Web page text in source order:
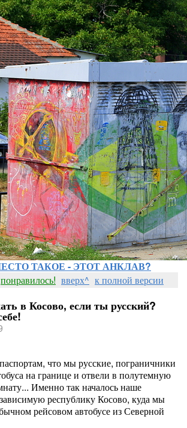
ТАКОЕ - ЭТОТ АНКЛАВ?
понравилось! вверх^ к полной версии
в Косово, если ты русский?
что мы русские, пограничники
на границе и отвели в полутемную
Именно так началось наше
республику Косово, куда мы
рейсовом автобусе из Северной